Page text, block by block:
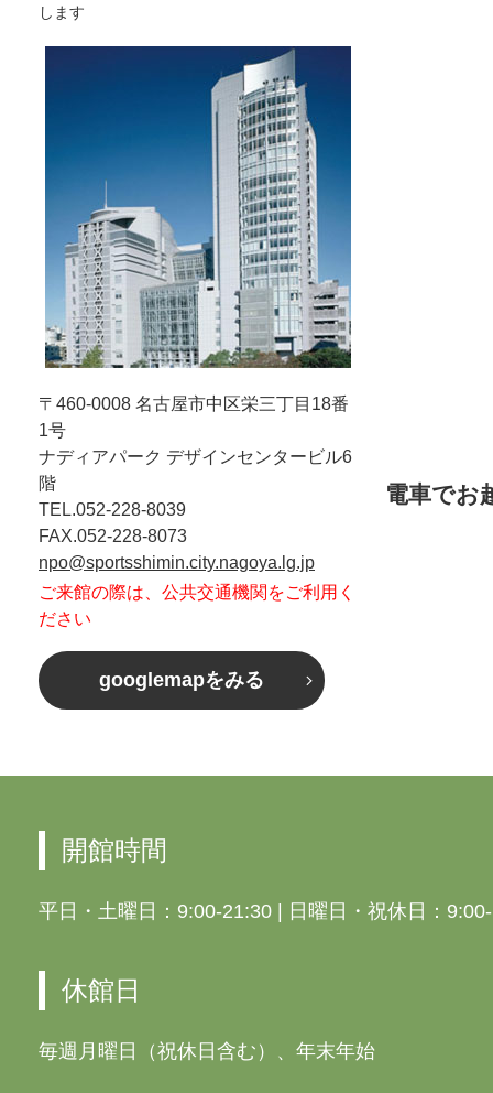
します
〒460-0008 名古屋市中区栄三丁目18番
1号
ナディアパーク デザインセンタービル6
階
TEL.052-228-8039
FAX.052-228-8073
npo@sportsshimin.city.nagoya.lg.jp
ご来館の際は、公共交通機関をご利用く
ださい
googlemapをみる
電車でお
開館時間
平日・土曜日：9:00-21:30 | 日曜日・祝休日：
休館日
毎週月曜日（祝休日含む）、年末年始